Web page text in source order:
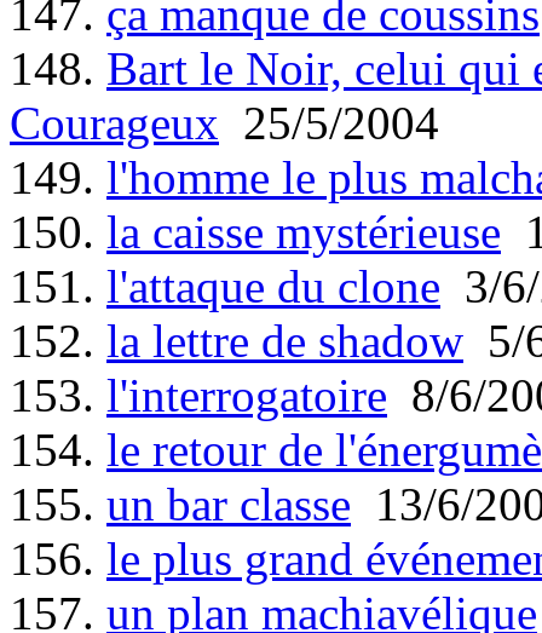
147. ça manque de coussins
148. Bart le Noir, celui qui
Courageux 25/5/2004
149. l'homme le plus
150. la caisse mystérieuse
151. l'attaque du clone 3/
152. la lettre de shadow 5/
153. l'interrogatoire 8/6/
154. le retour de
155. un bar classe 13/6/
156. le plus grand
157. un plan machiavélique